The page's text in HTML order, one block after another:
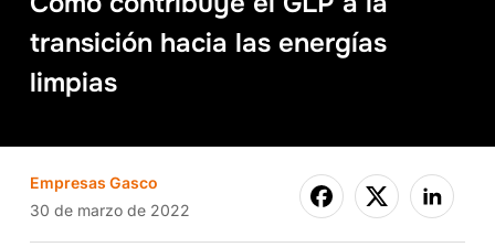
transición hacia las energías
limpias
Empresas Gasco
30 de marzo de 2022